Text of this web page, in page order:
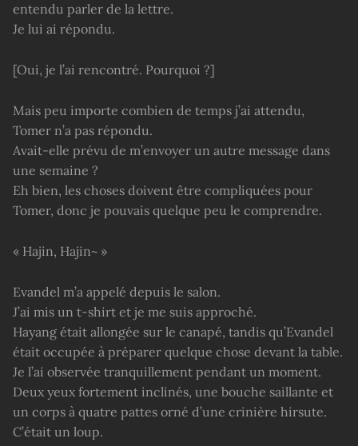
entendu parler de la lettre.
Je lui ai répondu.
[Oui, je l’ai rencontré. Pourquoi ?]
Mais peu importe combien de temps j’ai attendu,
Tomer n’a pas répondu.
Avait-elle prévu de m’envoyer un autre message dans
une semaine ?
Eh bien, les choses doivent être compliquées pour
Tomer, donc je pouvais quelque peu le comprendre.
« Hajin, Hajin~ »
Evandel m’a appelé depuis le salon.
J’ai mis un t-shirt et je me suis approché.
Hayang était allongée sur le canapé, tandis qu’Evandel
était occupée à préparer quelque chose devant la table.
Je l’ai observée tranquillement pendant un moment.
Deux yeux fortement inclinés, une bouche saillante et
un corps à quatre pattes orné d’une crinière hirsute.
C’était un loup.